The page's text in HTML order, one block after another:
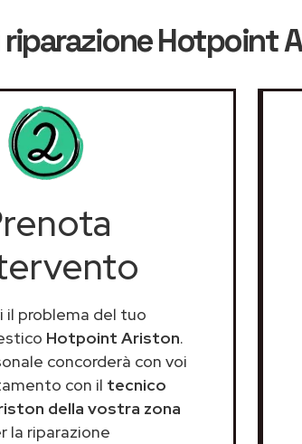
riparazione Hotpoint
il problema del tuo
Hotpoint Ariston.
concorderà con voi
con il tecnico
della vostra zona
la riparazione